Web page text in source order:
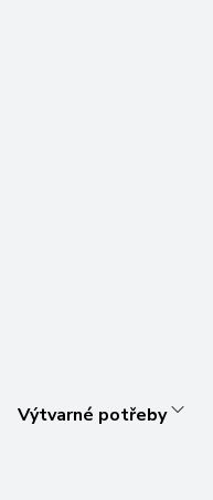
Výtvarné potřeby